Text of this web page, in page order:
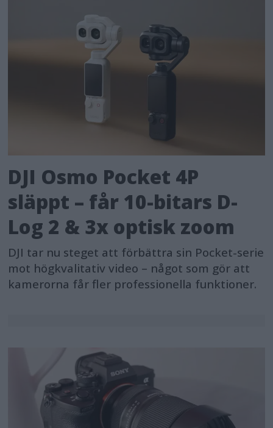
DJI Osmo Pocket 4P
släppt – får 10-bitars D-
Log 2 & 3x optisk zoom
DJI tar nu steget att förbättra sin Pocket-serie
mot högkvalitativ video – något som gör att
kamerorna får fler professionella funktioner.